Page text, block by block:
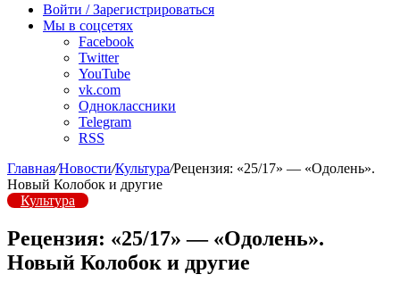
радио
Войти / Зарегистрироваться
Мы в соцсетях
Facebook
Twitter
YouTube
vk.com
Одноклассники
Telegram
RSS
Главная/Новости/Культура/Рецензия: «25/17» — «Одолень».
Новый Колобок и другие
Культура
Рецензия: «25/17» — «Одолень».
Новый Колобок и другие